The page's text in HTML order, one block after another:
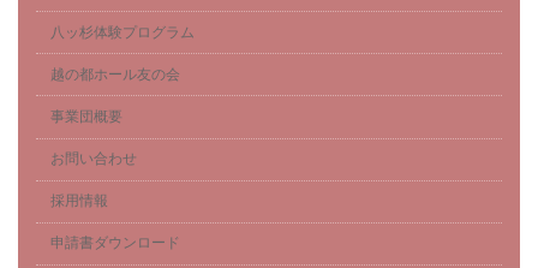
八ッ杉体験プログラム
越の都ホール友の会
事業団概要
お問い合わせ
採用情報
申請書ダウンロード